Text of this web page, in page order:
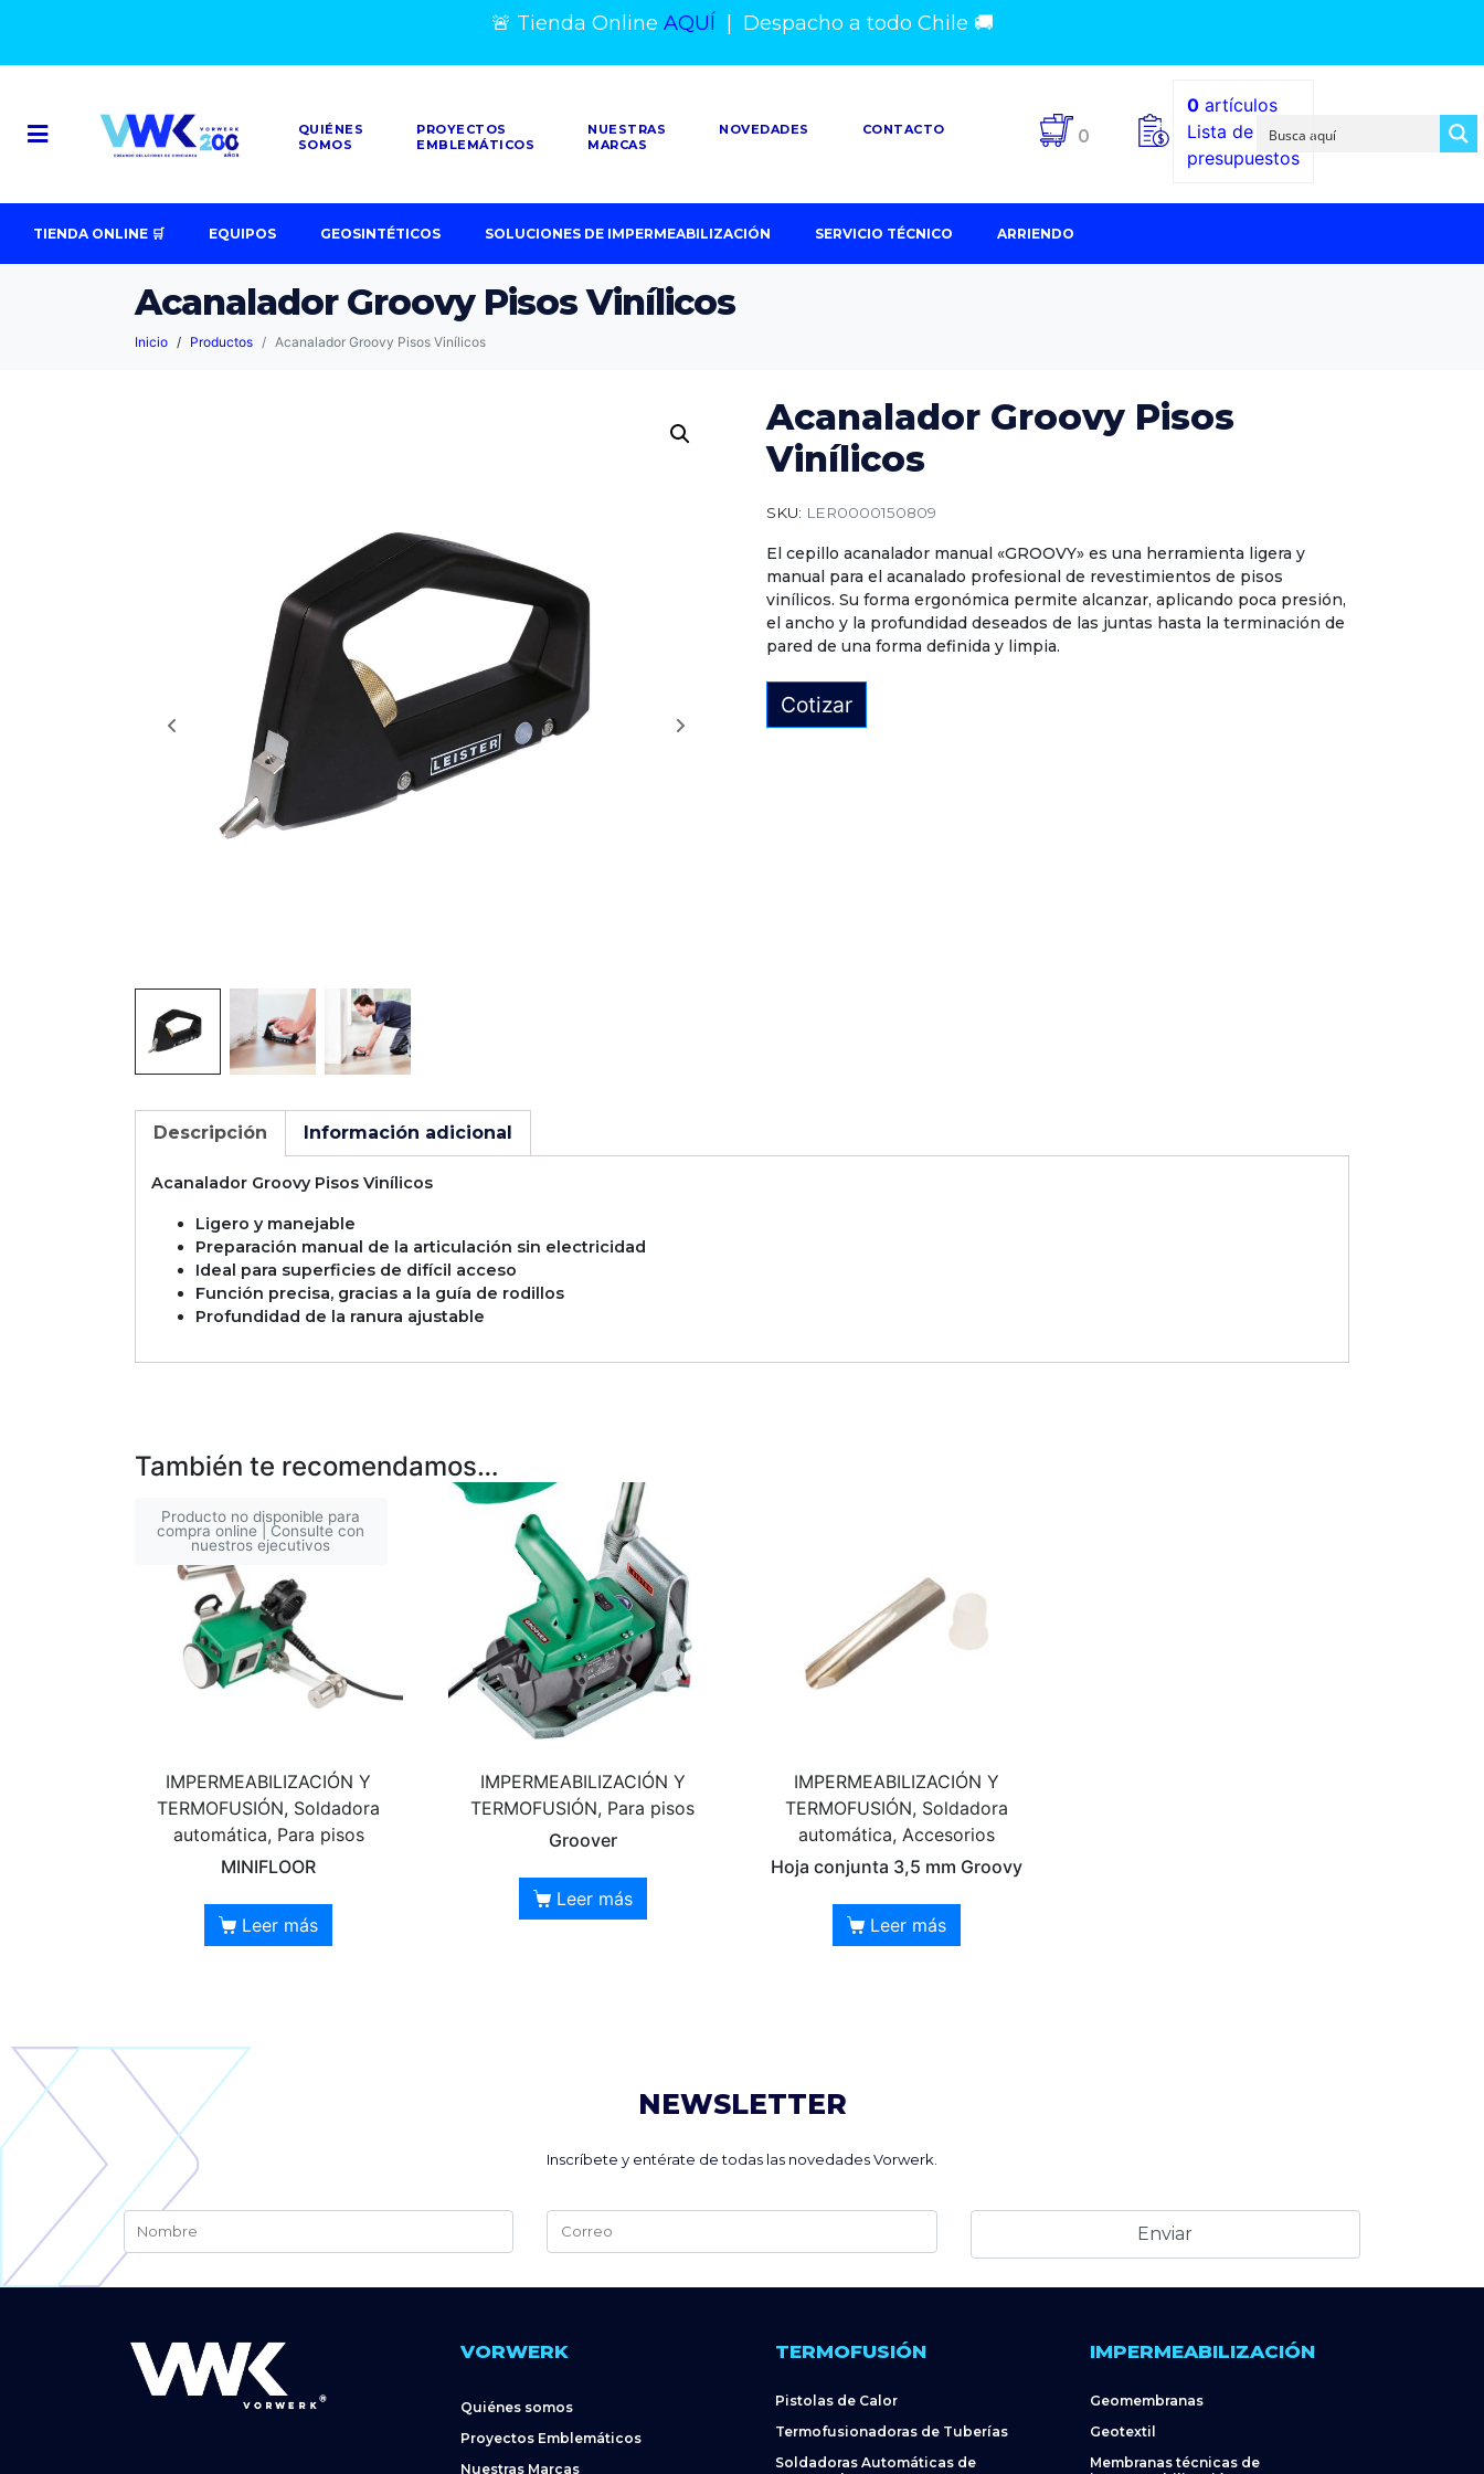
🚨 Tienda Online AQUÍ Despacho a todo Chile 🚚
QUIÉNES
SOMOS
PROYECTOS
EMBLEMÁTICOS
NUESTRAS
MARCAS
NOVEDADES CONTACTO 0
0artículos
Lista de
presupuestos
TIENDA ONLINE 🛒 EQUIPOS GEOSINTÉTICOS SOLUCIONES DE IMPERMEABILIZACIÓN SERVICIO TÉCNICO ARRIENDO
Acanalador Groovy Pisos Vinílicos
Inicio Productos Acanalador Groovy Pisos Vinílicos
Acanalador Groovy Pisos
Vinílicos
SKU: LER0000150809
El cepillo acanalador manual «GROOVY» es una herramienta ligera y
manual para el acanalado profesional de revestimientos de pisos
vinílicos. Su forma ergonómica permite alcanzar, aplicando poca presión,
el ancho y la profundidad deseados de las juntas hasta la terminación de
pared de una forma definida y limpia.
Cotizar
Descripción Información adicional
Acanalador Groovy Pisos Vinílicos
Ligero y manejable
Preparación manual de la articulación sin electricidad
Ideal para superficies de difícil acceso
Función precisa, gracias a la guía de rodillos
Profundidad de la ranura ajustable
También te recomendamos…
Producto no disponible para
compra online | Consulte con
nuestros ejecutivos
IMPERMEABILIZACIÓN Y
TERMOFUSIÓN, Soldadora
automática, Para pisos
MINIFLOOR
Leer más
IMPERMEABILIZACIÓN Y
TERMOFUSIÓN, Para pisos
Groover
Leer más
IMPERMEABILIZACIÓN Y
TERMOFUSIÓN, Soldadora
automática, Accesorios
Hoja conjunta 3,5 mm Groovy
Leer más
NEWSLETTER
Inscríbete y entérate de todas las novedades Vorwerk.
Alternative:
VORWERK
Quiénes somos
Proyectos Emblemáticos
Nuestras Marcas
TERMOFUSIÓN
Pistolas de Calor
Termofusionadoras de Tuberías
Soldadoras Automáticas de
IMPERMEABILIZACIÓN
Geomembranas
Geotextil
Membranas técnicas de